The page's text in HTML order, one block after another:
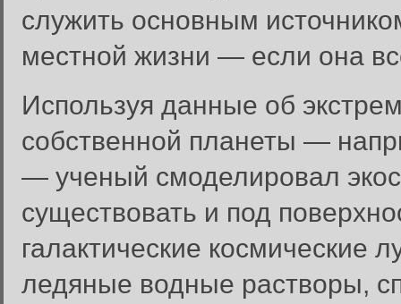
служить основным
местной жизни — если она
Используя данные об
собственной планеты —
— ученый смоделировал
существовать и под
галактические космические
ледяные водные растворы,